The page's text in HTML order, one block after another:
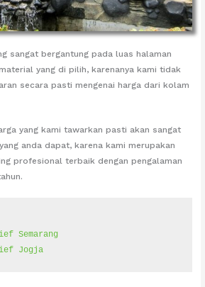
sangat bergantung pada luas halaman
yang di pilih, karenanya kami tidak
secara pasti mengenai harga dari kolam
yang kami tawarkan pasti akan sangat
anda dapat, karena kami merupakan
profesional terbaik dengan pengalaman
Semarang
Jogja